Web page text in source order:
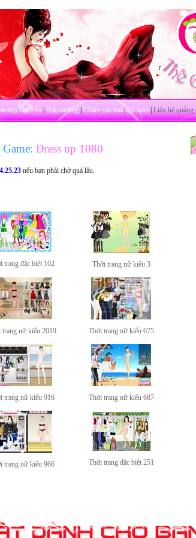
dẹp nhà cửa|Nấu nướng|Chăm sóc thú|Tô màu|Liên hệ quảng
Game: Dress up 1080
nếu bạn phải chờ quá lâu.
trang đặc biệt 102 Thời trang nữ kiểu 3
trang nữ kiểu 2019 Thời trang nữ kiểu 675
trang nữ kiểu 916 Thời trang nữ kiểu 687
trang nữ kiểu 966 Thời trang đặc biệt 251